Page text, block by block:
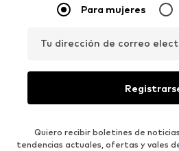
Para mujeres
Tu dirección de correo
Quiero recibir boletines de
tendencias actuales, ofertas y vales